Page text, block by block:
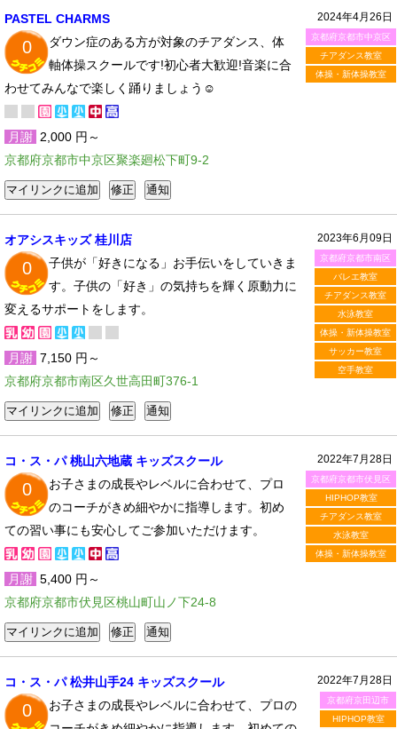
2024年4月26日
京都府京都市中京区
チアダンス教室
体操・新体操教室
PASTEL CHARMS
0
ダウン症のある方が対象のチアダンス、体
軸体操スクールです!初心者大歓迎!音楽に合
わせてみんなで楽しく踊りましょう☺︎︎
月謝 2,000 円～
京都府京都市中京区聚楽廻松下町9-2
2023年6月09日
京都府京都市南区
バレエ教室
チアダンス教室
水泳教室
体操・新体操教室
サッカー教室
空手教室
オアシスキッズ 桂川店
0
子供が「好きになる」お手伝いをしていきま
す。子供の「好き」の気持ちを輝く原動力に
変えるサポートをします。
月謝 7,150 円～
京都府京都市南区久世高田町376-1
2022年7月28日
京都府京都市伏見区
HIPHOP教室
チアダンス教室
水泳教室
体操・新体操教室
コ・ス・パ 桃山六地蔵 キッズスクール
0
お子さまの成長やレベルに合わせて、プロ
のコーチがきめ細やかに指導します。初め
ての習い事にも安心してご参加いただけます。
月謝 5,400 円～
京都府京都市伏見区桃山町山ノ下24-8
2022年7月28日
京都府京田辺市
HIPHOP教室
コ・ス・パ 松井山手24 キッズスクール
0
お子さまの成長やレベルに合わせて、プロの